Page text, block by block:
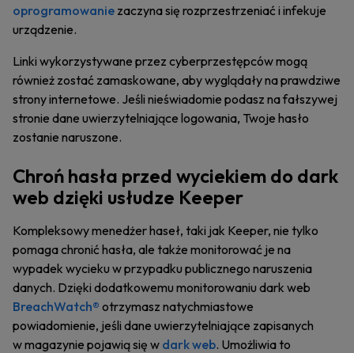
oprogramowanie zaczyna się rozprzestrzeniać i infekuje
urządzenie.
Linki wykorzystywane przez cyberprzestępców mogą
również zostać zamaskowane, aby wyglądały na prawdziwe
strony internetowe. Jeśli nieświadomie podasz na fałszywej
stronie dane uwierzytelniające logowania, Twoje hasło
zostanie naruszone.
Chroń hasła przed wyciekiem do dark
web dzięki usłudze Keeper
Kompleksowy menedżer haseł, taki jak Keeper, nie tylko
pomaga chronić hasła, ale także monitorować je na
wypadek wycieku w przypadku publicznego naruszenia
danych. Dzięki dodatkowemu monitorowaniu dark web
BreachWatch® otrzymasz natychmiastowe
powiadomienie, jeśli dane uwierzytelniające zapisanych
w magazynie pojawią się w dark web. Umożliwia to